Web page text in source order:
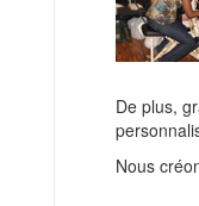
De plus,
Nous